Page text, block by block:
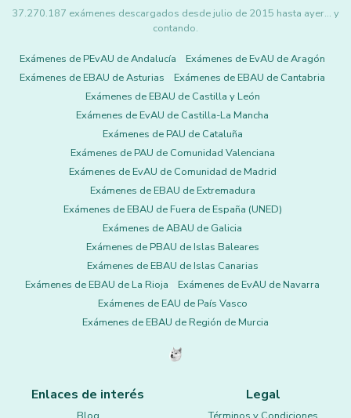
37.270.187 exámenes descargados desde julio de 2015 hasta ayer... y
contando.
Exámenes de PEvAU de Andalucía
Exámenes de EvAU de Aragón
Exámenes de EBAU de Asturias
Exámenes de EBAU de Cantabria
Exámenes de EBAU de Castilla y León
Exámenes de EvAU de Castilla-La Mancha
Exámenes de PAU de Cataluña
Exámenes de PAU de Comunidad Valenciana
Exámenes de EvAU de Comunidad de Madrid
Exámenes de EBAU de Extremadura
Exámenes de EBAU de Fuera de España (UNED)
Exámenes de ABAU de Galicia
Exámenes de PBAU de Islas Baleares
Exámenes de EBAU de Islas Canarias
Exámenes de EBAU de La Rioja
Exámenes de EvAU de Navarra
Exámenes de EAU de País Vasco
Exámenes de EBAU de Región de Murcia
Enlaces de interés Legal